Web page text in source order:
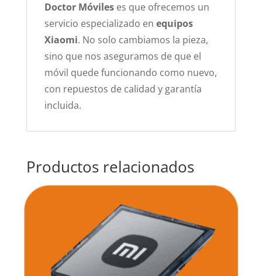
Doctor Móvileses que ofrecemos un
servicio especializado en equipos
Xiaomi. No solo cambiamos la pieza,
sino que nos aseguramos de que el
móvil quede funcionando como nuevo,
con repuestos de calidad y garantía
incluida.
Productos relacionados